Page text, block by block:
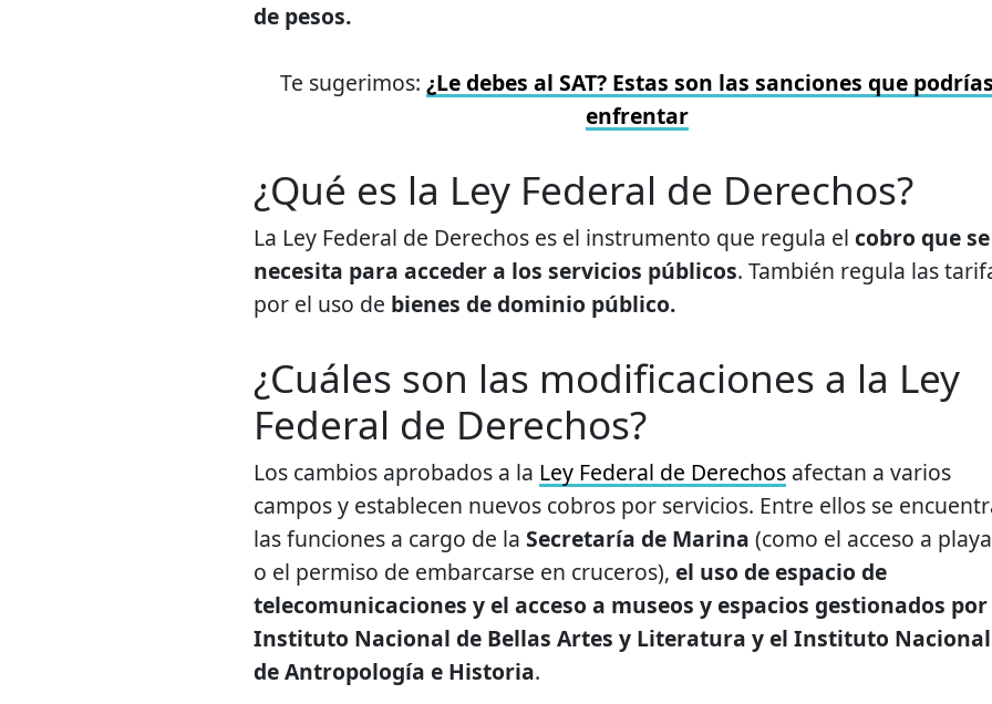
de pesos.
Te sugerimos: ¿Le debes al SAT? Estas son las sanciones que podrías
enfrentar
¿Qué es la Ley Federal de Derechos?
La Ley Federal de Derechos es el instrumento que regula el cobro que se
necesita para acceder a los servicios públicos. También regula las
por el uso de bienes de dominio público.
¿Cuáles son las modificaciones a la Ley
Federal de Derechos?
Los cambios aprobados a la Ley Federal de Derechos afectan a varios
campos y establecen nuevos cobros por servicios. Entre ellos se
las funciones a cargo de la Secretaría de Marina (como el acceso a
o el permiso de embarcarse en cruceros), el uso de espacio de
telecomunicaciones y el acceso a museos y espacios gestionados por
Instituto Nacional de Bellas Artes y Literatura y el Instituto Nacional
de Antropología e Historia.